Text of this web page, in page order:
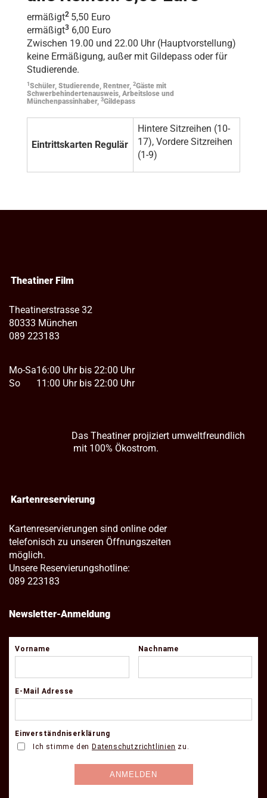
ermäßigt2 5,50 Euro
ermäßigt3 6,00 Euro
Zwischen 19.00 und 22.00 Uhr (Hauptvorstellung)
keine Ermäßigung, außer mit Gildepass oder für
Studierende.
1 Schüler, Studierende, Rentner, 2Gäste mit
Schwerbehindertenausweis, Arbeitslose und
Münchenpassinhaber, 3Gildepass
Eintrittskarten Regulär
Hintere Sitzreihen (10-
17), Vordere Sitzreihen
(1-9)
Theatiner Film
Theatinerstrasse 32
80333 München
089 223183
Mo-Sa
So
16:00 Uhr bis 22:00 Uhr
11:00 Uhr bis 22:00 Uhr
Das Theatiner projiziert umweltfreundlich
mit 100% Ökostrom.
Kartenreservierung
Kartenreservierungen sind online oder
telefonisch zu unseren Öffnungszeiten
möglich.
Unsere Reservierungshotline:
089 223183
Newsletter-Anmeldung